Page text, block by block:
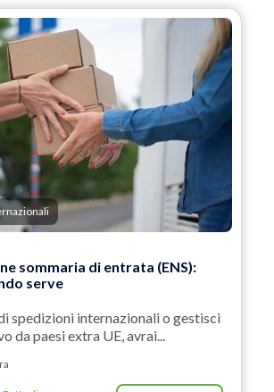
sommaria di entrata (ENS):
serve
spedizioni internazionali o gestisci
da paesi extra UE, avrai...